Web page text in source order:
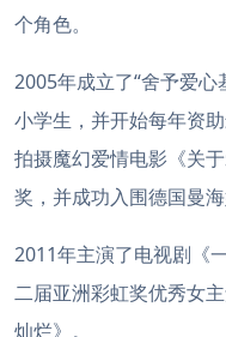
个角色。
2005年成立了“舍予爱
小学生，并开始每年资
拍摄魔幻爱情电影《关
奖，并成功入围德国曼
2011年主演了电视剧《
二届亚洲彩虹奖优秀女
灿烂》。